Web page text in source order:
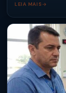
LEIA MAIS